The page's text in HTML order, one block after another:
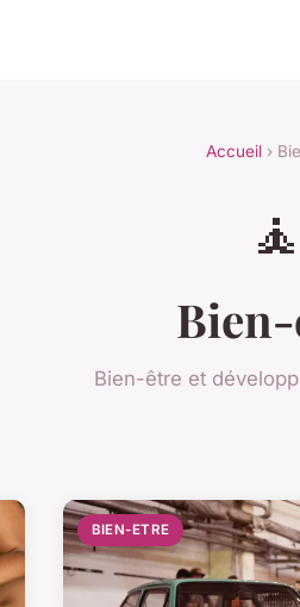
Accueil›
🧘
Bien-être et
BIEN-ETRE